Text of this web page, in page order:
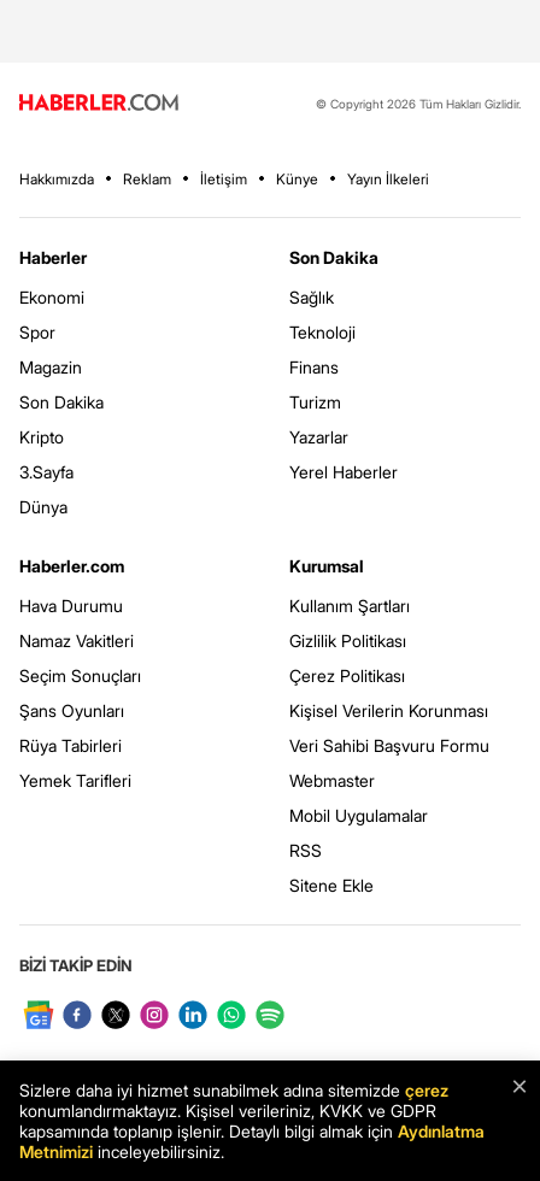
© Copyright 2026 Tüm Hakları Gizlidir.
Hakkımızda Reklam İletişim Künye Yayın İlkeleri
Haberler
Ekonomi
Spor
Magazin
Son Dakika
Kripto
3.Sayfa
Dünya
Son Dakika
Sağlık
Teknoloji
Finans
Turizm
Yazarlar
Yerel Haberler
Haberler.com
Hava Durumu
Namaz Vakitleri
Seçim Sonuçları
Şans Oyunları
Rüya Tabirleri
Yemek Tarifleri
Kurumsal
Kullanım Şartları
Gizlilik Politikası
Çerez Politikası
Kişisel Verilerin Korunması
Veri Sahibi Başvuru Formu
Webmaster
Mobil Uygulamalar
RSS
Sitene Ekle
BİZİ TAKİP EDİN
UYGULAMAMIZI İNDİRİN
×
Sizlere daha iyi hizmet sunabilmek adına sitemizde çerez
konumlandırmaktayız. Kişisel verileriniz, KVKK ve GDPR
kapsamında toplanıp işlenir. Detaylı bilgi almak için Aydınlatma
Metnimizi inceleyebilirsiniz.